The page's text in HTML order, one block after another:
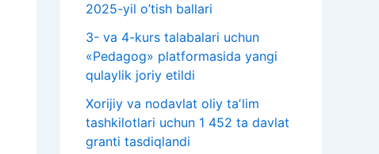
2025-yil o’tish ballari
3- va 4-kurs talabalari uchun
«Pedagog» platformasida yangi
qulaylik joriy etildi
Xorijiy va nodavlat oliy taʼlim
tashkilotlari uchun 1 452 ta davlat
granti tasdiqlandi